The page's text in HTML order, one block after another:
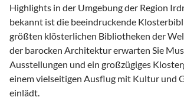
Highlights in der Umgebung der Region
bekannt ist die beeindruckende
größten klösterlichen Bibliotheken der
der barocken Architektur erwarten Sie
Ausstellungen und ein großzügiges
einem vielseitigen Ausflug mit Kultur und
einlädt.